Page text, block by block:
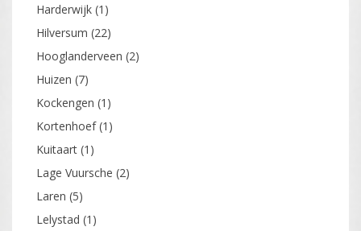
Harderwijk (1)
Hilversum (22)
Hooglanderveen (2)
Huizen (7)
Kockengen (1)
Kortenhoef(1)
Kuitaart (1)
Lage Vuursche (2)
Laren (5)
Lelystad (1)